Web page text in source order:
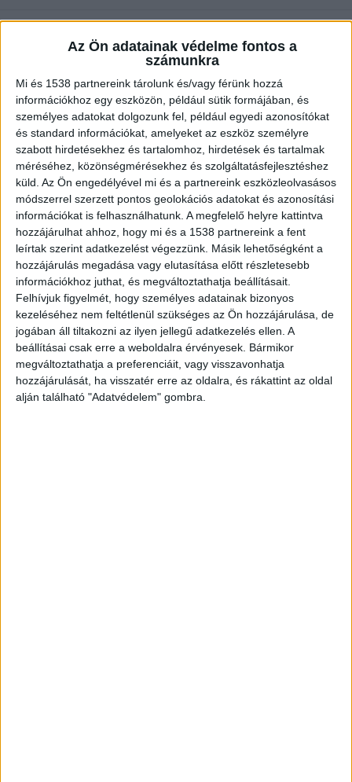
Az Ön adatainak védelme fontos a
számunkra
Mi és 1538 partnereink tárolunk és/vagy férünk hozzá
információkhoz egy eszközön, például sütik formájában, és
személyes adatokat dolgozunk fel, például egyedi azonosítókat
és standard információkat, amelyeket az eszköz személyre
szabott hirdetésekhez és tartalomhoz, hirdetések és tartalmak
méréséhez, közönségmérésekhez és szolgáltatásfejlesztéshez
küld. Az Ön engedélyével mi és a partnereink eszközleolvasásos
módszerrel szerzett pontos geolokációs adatokat és azonosítási
információkat is felhasználhatunk. A megfelelő helyre kattintva
hozzájárulhat ahhoz, hogy mi és a 1538 partnereink a fent
leírtak szerint adatkezelést végezzünk. Másik lehetőségként a
hozzájárulás megadása vagy elutasítása előtt részletesebb
információkhoz juthat, és megváltoztathatja beállításait.
Felhívjuk figyelmét, hogy személyes adatainak bizonyos
kezeléséhez nem feltétlenül szükséges az Ön hozzájárulása, de
jogában áll tiltakozni az ilyen jellegű adatkezelés ellen. A
beállításai csak erre a weboldalra érvényesek. Bármikor
megváltoztathatja a preferenciáit, vagy visszavonhatja
hozzájárulását, ha visszatér erre az oldalra, és rákattint az oldal
alján található "Adatvédelem" gombra.
Molnár Áron alaposan kiosztotta
Várkonyi Andreát, aki sírós hangon
panaszkodott, majd felvett néhány
milliárdos osztalékot és
magánrepülővel Amerikába ment
2025.07.07. hétfő|Newswire
Várkonyi Andrea a legutóbbi szereplésével annyira